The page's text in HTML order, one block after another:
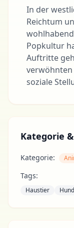
In der
Reichtum
Popkultur
Auftritte
verwöhnten
soziale
Kategorie
Kategorie:
Tags:
Haustier Hund